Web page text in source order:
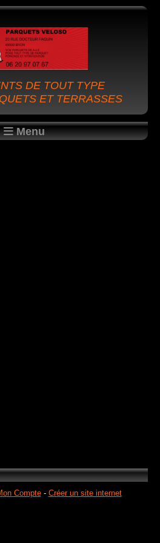
DE TOUT TYPE
ET TERRASSES
Menu
Compte Créer un site internet